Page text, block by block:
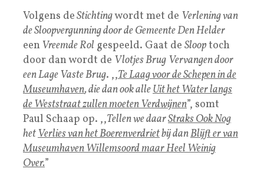
Volgens deStichtingwordt met de Verlening van
de Sloopvergunning door de Gemeente Den Helder
een Vreemde Rol gespeeld. Gaat de Slooptoch
door dan wordt de Vlotjes Brug Vervangen door
een Lage Vaste Brug. ,,Te Laag voor de Schepen in de
Museumhaven, die dan ook alleUit het Water langs
de Weststraat zullen moeten Verdwijnen”, somt
Paul Schaap op. ,,Tellen we daarStraks Ook Nog
hetVerlies van het Boerenverdrietbij danBlijft er van
Museumhaven Willemsoord maar Heel Weinig
Over.”